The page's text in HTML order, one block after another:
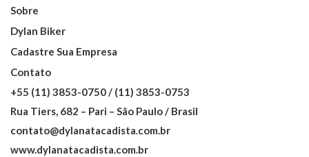
Sobre
Dylan Biker
Cadastre Sua Empresa
Contato
+55 (11) 3853-0750 / (11) 3853-0753
Rua Tiers, 682 – Pari – São Paulo / Brasil
contato@dylanatacadista.com.br
www.dylanatacadista.com.br